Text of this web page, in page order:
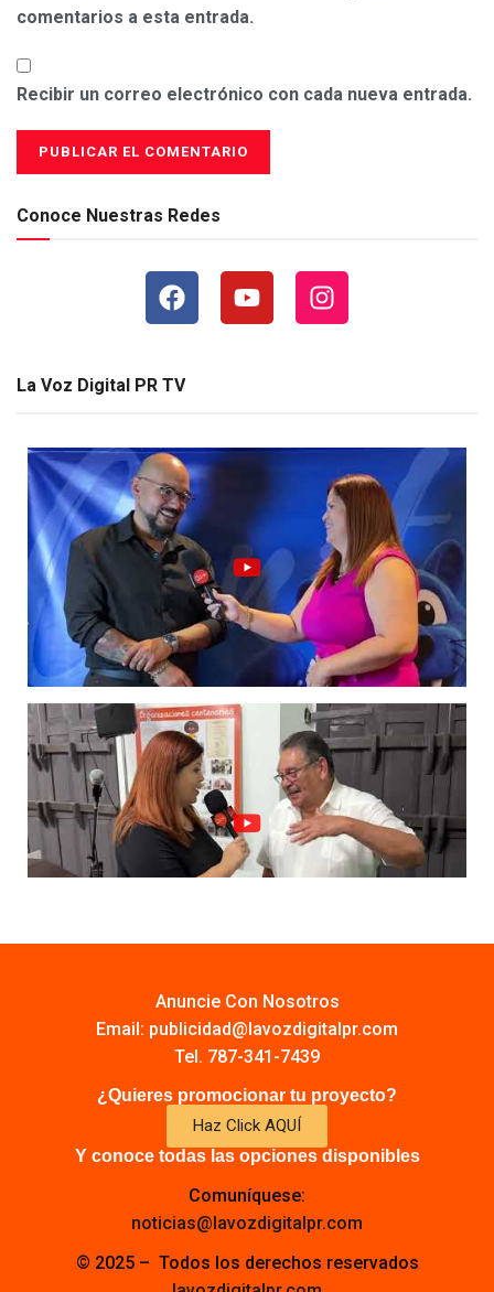
comentarios a esta entrada.
Recibir un correo electrónico con cada nueva entrada.
Conoce Nuestras Redes
La Voz Digital PR TV
Anuncie Con Nosotros
Email: publicidad@lavozdigitalpr.com
Tel. 787-341-7439
¿Quieres promocionar tu proyecto?
Haz Click AQUÍ
Y conoce todas las opciones disponibles
Comuníquese:
noticias@lavozdigitalpr.com
© 2025 – Todos los derechos reservados